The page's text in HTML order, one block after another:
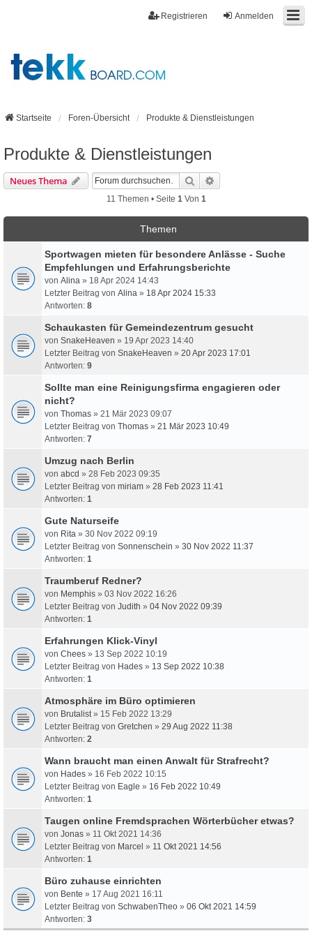
Anmelden
Registrieren
Startseite Foren-Übersicht Produkte & Dienstleistungen
Produkte & Dienstleistungen
Neues Thema Suche
11 Themen • Seite 1Von 1
Themen
Sportwagen mieten für besondere Anlässe - Suche
Empfehlungen und Erfahrungsberichte
von Alina » 18 Apr 2024 14:43
Letzter Beitrag von Alina » 18 Apr 2024 15:33
Antworten: 8
Schaukasten für Gemeindezentrum gesucht
von SnakeHeaven » 19 Apr 2023 14:40
Letzter Beitrag von SnakeHeaven » 20 Apr 2023 17:01
Antworten: 9
Sollte man eine Reinigungsfirma engagieren oder
nicht?
von Thomas » 21 Mär 2023 09:07
Letzter Beitrag von Thomas » 21 Mär 2023 10:49
Antworten: 7
Umzug nach Berlin
von abcd » 28 Feb 2023 09:35
Letzter Beitrag von miriam » 28 Feb 2023 11:41
Antworten: 1
Gute Naturseife
von Rita » 30 Nov 2022 09:19
Letzter Beitrag von Sonnenschein » 30 Nov 2022 11:37
Antworten: 1
Traumberuf Redner?
von Memphis » 03 Nov 2022 16:26
Letzter Beitrag von Judith » 04 Nov 2022 09:39
Antworten: 1
Erfahrungen Klick-Vinyl
von Chees » 13 Sep 2022 10:19
Letzter Beitrag von Hades » 13 Sep 2022 10:38
Antworten: 1
Atmosphäre im Büro optimieren
von Brutalist» 15 Feb 2022 13:29
Letzter Beitrag von Gretchen » 29 Aug 2022 11:38
Antworten: 2
Wann braucht man einen Anwalt für Strafrecht?
von Hades » 16 Feb 2022 10:15
Letzter Beitrag von Eagle » 16 Feb 2022 10:49
Antworten: 1
Taugen online Fremdsprachen Wörterbücher etwas?
von Jonas » 11 Okt 2021 14:36
Letzter Beitrag von Marcel » 11 Okt 2021 14:56
Antworten: 1
Büro zuhause einrichten
von Bente » 17 Aug 2021 16:11
Letzter Beitrag von SchwabenTheo » 06 Okt 2021 14:59
Antworten: 3